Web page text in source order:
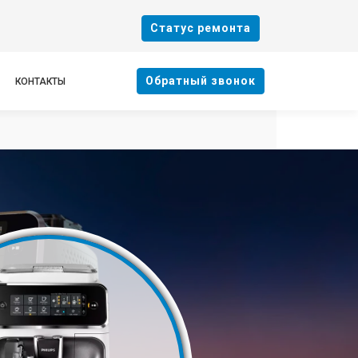
Cтатус ремонта
КОНТАКТЫ Oбратный звонок